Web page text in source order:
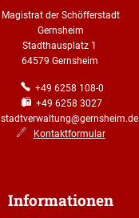
Magistrat der Schöfferstadt
Gernsheim
Stadthausplatz 1
64579 Gernsheim
+49 6258 108-0
+49 6258 3027
stadtverwaltung@gernsheim.de
Kontaktformular
Informationen